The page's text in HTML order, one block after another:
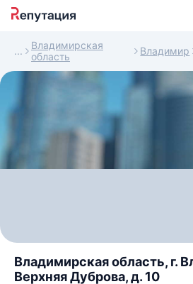
Владимирская
область
Владимир
Владимирская область, г.
Верхняя Дуброва, д. 10